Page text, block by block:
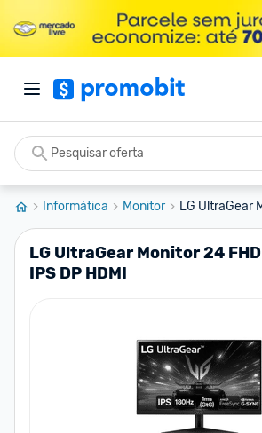
Informática Monitor LG UltraGear
LG UltraGear Monitor 24
IPS DP HDMI